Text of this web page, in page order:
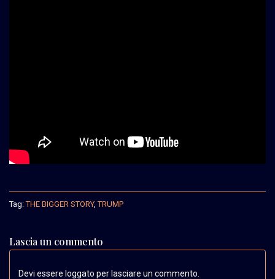
Tag:THE BIGGER STORY,TRUMP
Lascia un commento
Devi essere loggato per lasciare un commento.